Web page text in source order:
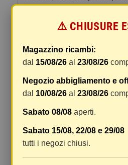
forniremo un link per
gestione e imballaggio e le
di gestione sono fissi,
spedizione. Vi consigliamo di
vostri articoli in un unico
possibile raggruppare due
spedizione saranno
essi. Il vostro pacco sarà
ma viene prestata
⚠️ CHIUSURE
Magazzino ricambi:
dal 15/08/26 al23/08/26
Negozio abbigliamento e
dal 10/08/26 al23/08/26
Sabato 08/08 aperti.
Sabato 15/08, 22/08 e 29/08
tutti i negozi chiusi.